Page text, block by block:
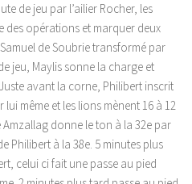
de jeu par l’ailier Rocher, les
opérations et marquer deux
de Soubrie transformé par
jeu, Maylis sonne la charge et
avant la corne, Philibert inscrit
même et les lions mènent 16 à 12
Amzallag donne le ton à la 32e par
Philibert à la 38e. 5 minutes plus
celui ci fait une passe au pied